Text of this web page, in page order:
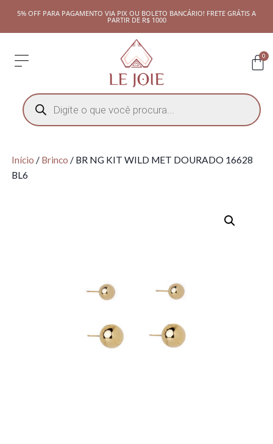
5% OFF PARA PAGAMENTO VIA PIX OU BOLETO BANCÁRIO! FRETE GRÁTIS A
PARTIR DE R$ 1000
0
Início / Brinco / BR NG KIT WILD MET DOURADO 16628
BL6